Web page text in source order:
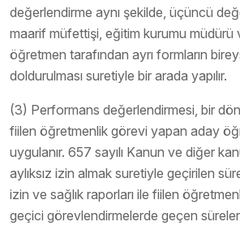
değerlendirme aynı şekilde, üçüncü
maarif müfettişi, eğitim kurumu müdürü
öğretmen tarafından ayrı formların
doldurulması suretiyle bir arada yapılır.
(3) Performans değerlendirmesi, bir
fiilen öğretmenlik görevi yapan aday
uygulanır. 657 sayılı Kanun ve diğer
aylıksız izin almak suretiyle geçirilen
izin ve sağlık raporları ile fiilen
geçici görevlendirmelerde geçen